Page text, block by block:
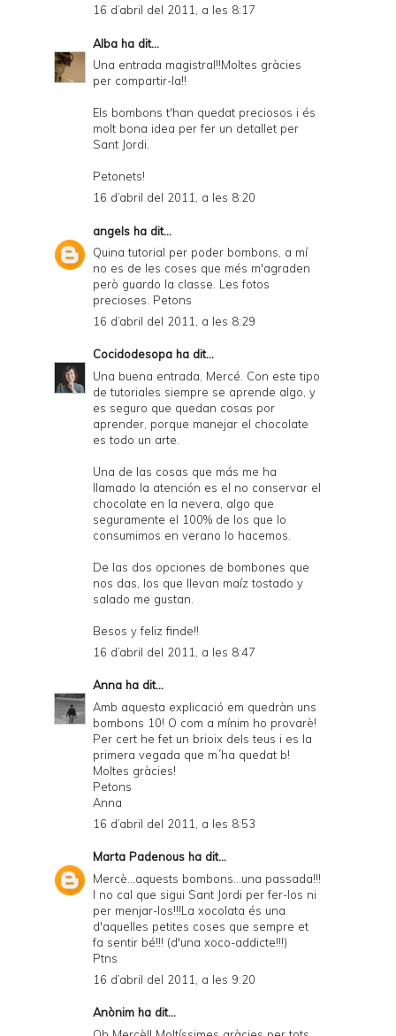
16 d’abril del 2011, a les 8:17
Alba ha dit...
Una entrada magistral!!Moltes gràcies
per compartir-la!!
Els bombons t'han quedat preciosos i és
molt bona idea per fer un detallet per
Sant Jordi.
Petonets!
16 d’abril del 2011, a les 8:20
angels ha dit...
Quina tutorial per poder bombons, a mí
no es de les coses que més m'agraden
però guardo la classe. Les fotos
precioses. Petons
16 d’abril del 2011, a les 8:29
Cocidodesopa ha dit...
Una buena entrada, Mercé. Con este tipo
de tutoriales siempre se aprende algo, y
es seguro que quedan cosas por
aprender, porque manejar el chocolate
es todo un arte.
Una de las cosas que más me ha
llamado la atención es el no conservar el
chocolate en la nevera, algo que
seguramente el 100% de los que lo
consumimos en verano lo hacemos.
De las dos opciones de bombones que
nos das, los que llevan maíz tostado y
salado me gustan.
Besos y feliz finde!!
16 d’abril del 2011, a les 8:47
Anna ha dit...
Amb aquesta explicació em quedràn uns
bombons 10! O com a mínim ho provarè!
Per cert he fet un brioix dels teus i es la
primera vegada que m´ha quedat b!
Moltes gràcies!
Petons
Anna
16 d’abril del 2011, a les 8:53
Marta Padenous ha dit...
Mercè...aquests bombons...una passada!!!
I no cal que sigui Sant Jordi per fer-los ni
per menjar-los!!!La xocolata és una
d'aquelles petites coses que sempre et
fa sentir bé!!! (d'una xoco-addicte!!!)
Ptns
16 d’abril del 2011, a les 9:20
Anònim ha dit...